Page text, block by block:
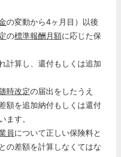
の変動から4ヶ月目）以後
の標準報酬月額に応じた保
算し、還付もしくは追加
時改定の届出をしたうえ
額を追加納付もしくは還付
ます。
員について正しい保険料と
の差額を計算しなくてはな